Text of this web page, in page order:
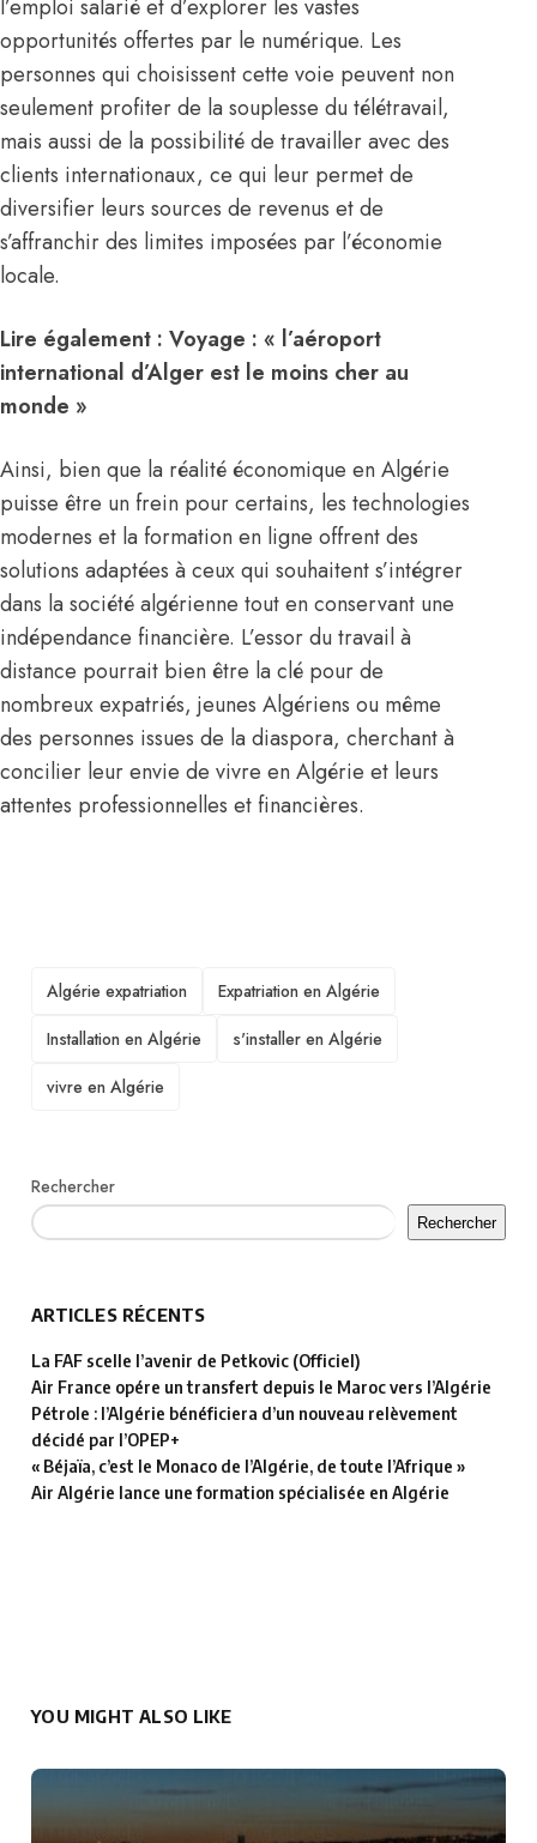
l’emploi salarié et d’explorer les vastes
opportunités offertes par le numérique. Les
personnes qui choisissent cette voie peuvent non
seulement profiter de la souplesse du télétravail,
mais aussi de la possibilité de travailler avec des
clients internationaux, ce qui leur permet de
diversifier leurs sources de revenus et de
s’affranchir des limites imposées par l’économie
locale.
Lire également : Voyage : « l’aéroport
international d’Alger est le moins cher au
monde »
Ainsi, bien que la réalité économique en Algérie
puisse être un frein pour certains, les technologies
modernes et la formation en ligne offrent des
solutions adaptées à ceux qui souhaitent s’intégrer
dans la société algérienne tout en conservant une
indépendance financière. L’essor du travail à
distance pourrait bien être la clé pour de
nombreux expatriés, jeunes Algériens ou même
des personnes issues de la diaspora, cherchant à
concilier leur envie de vivre en Algérie et leurs
attentes professionnelles et financières.
TAGS
Algérie expatriation
Expatriation en Algérie
Installation en Algérie
s'installer en Algérie
vivre en Algérie
Rechercher
Rechercher
ARTICLES RÉCENTS
La FAF scelle l’avenir de Petkovic (Officiel)
Air France opére un transfert depuis le Maroc vers l’Algérie
Pétrole : l’Algérie bénéficiera d’un nouveau relèvement
décidé par l’OPEP+
« Béjaïa, c’est le Monaco de l’Algérie, de toute l’Afrique »
Air Algérie lance une formation spécialisée en Algérie
YOU MIGHT ALSO LIKE